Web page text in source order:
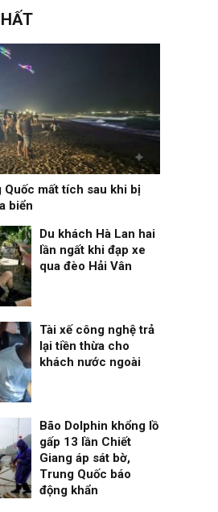
Quốc mất tích sau khi bị
biển
Du khách Hà Lan hai
lần ngất khi đạp xe
qua đèo Hải Vân
Tài xế công nghệ trả
lại tiền thừa cho
khách nước ngoài
Bão Dolphin khổng lồ
gấp 13 lần Chiết
Giang áp sát bờ,
Trung Quốc báo
động khẩn